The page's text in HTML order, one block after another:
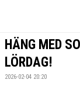
INTRESSEANMÄLAN
HÄNG MED
LÖRDAG!
2026-02-04 20:20